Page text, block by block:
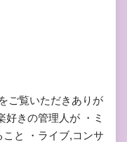
ご覧いただきありが
好きの管理人が ・ミ
と ・ライブ,コンサ